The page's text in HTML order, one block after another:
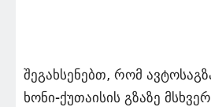
შეგახსენებთ, რომ
ხონი-ქუთაისის გზაზე